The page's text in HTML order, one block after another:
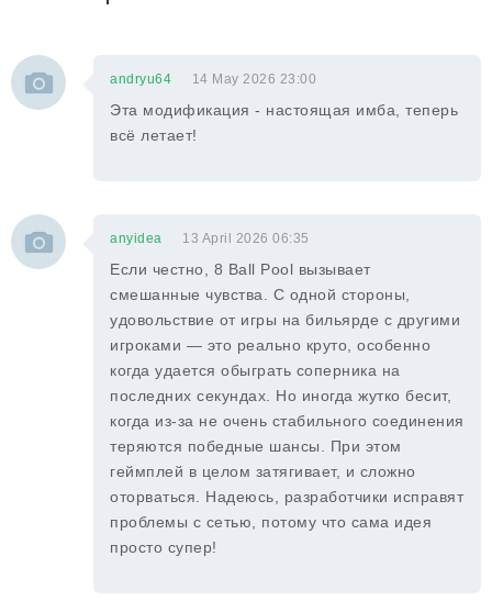
andryu64 14 May 2026 23:00
Эта модификация - настоящая имба, теперь
всё летает!
anyidea 13 April 2026 06:35
Если честно, 8 Ball Pool вызывает
смешанные чувства. С одной стороны,
удовольствие от игры на бильярде с другими
игроками — это реально круто, особенно
когда удается обыграть соперника на
последних секундах. Но иногда жутко бесит,
когда из-за не очень стабильного соединения
теряются победные шансы. При этом
геймплей в целом затягивает, и сложно
оторваться. Надеюсь, разработчики исправят
проблемы с сетью, потому что сама идея
просто супер!